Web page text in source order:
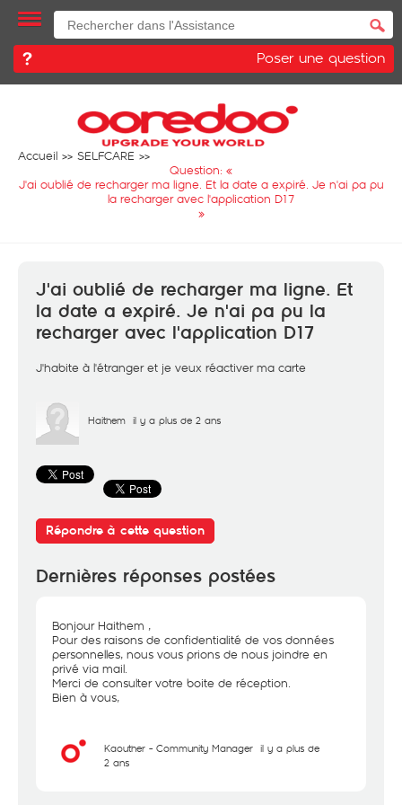
Poser une question
Accueil
SELFCARE
Question: «
J'ai oublié de recharger ma ligne. Et la date a expiré. Je n'ai pa pu
la recharger avec l'application D17
»
J'ai oublié de recharger ma ligne. Et
la date a expiré. Je n'ai pa pu la
recharger avec l'application D17
J'habite à l'étranger et je veux réactiver ma carte
Haithem il y a plus de 2 ans
Répondre à cette question
Dernières réponses postées
Bonjour Haithem ,
Pour des raisons de confidentialité de vos données
personnelles, nous vous prions de nous joindre en
privé via mail.
Merci de consulter votre boite de réception.
Bien à vous,
Kaouther - Community Manager il y a plus de
2 ans